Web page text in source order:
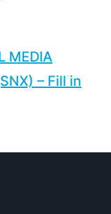
MEDIA
– Fill in